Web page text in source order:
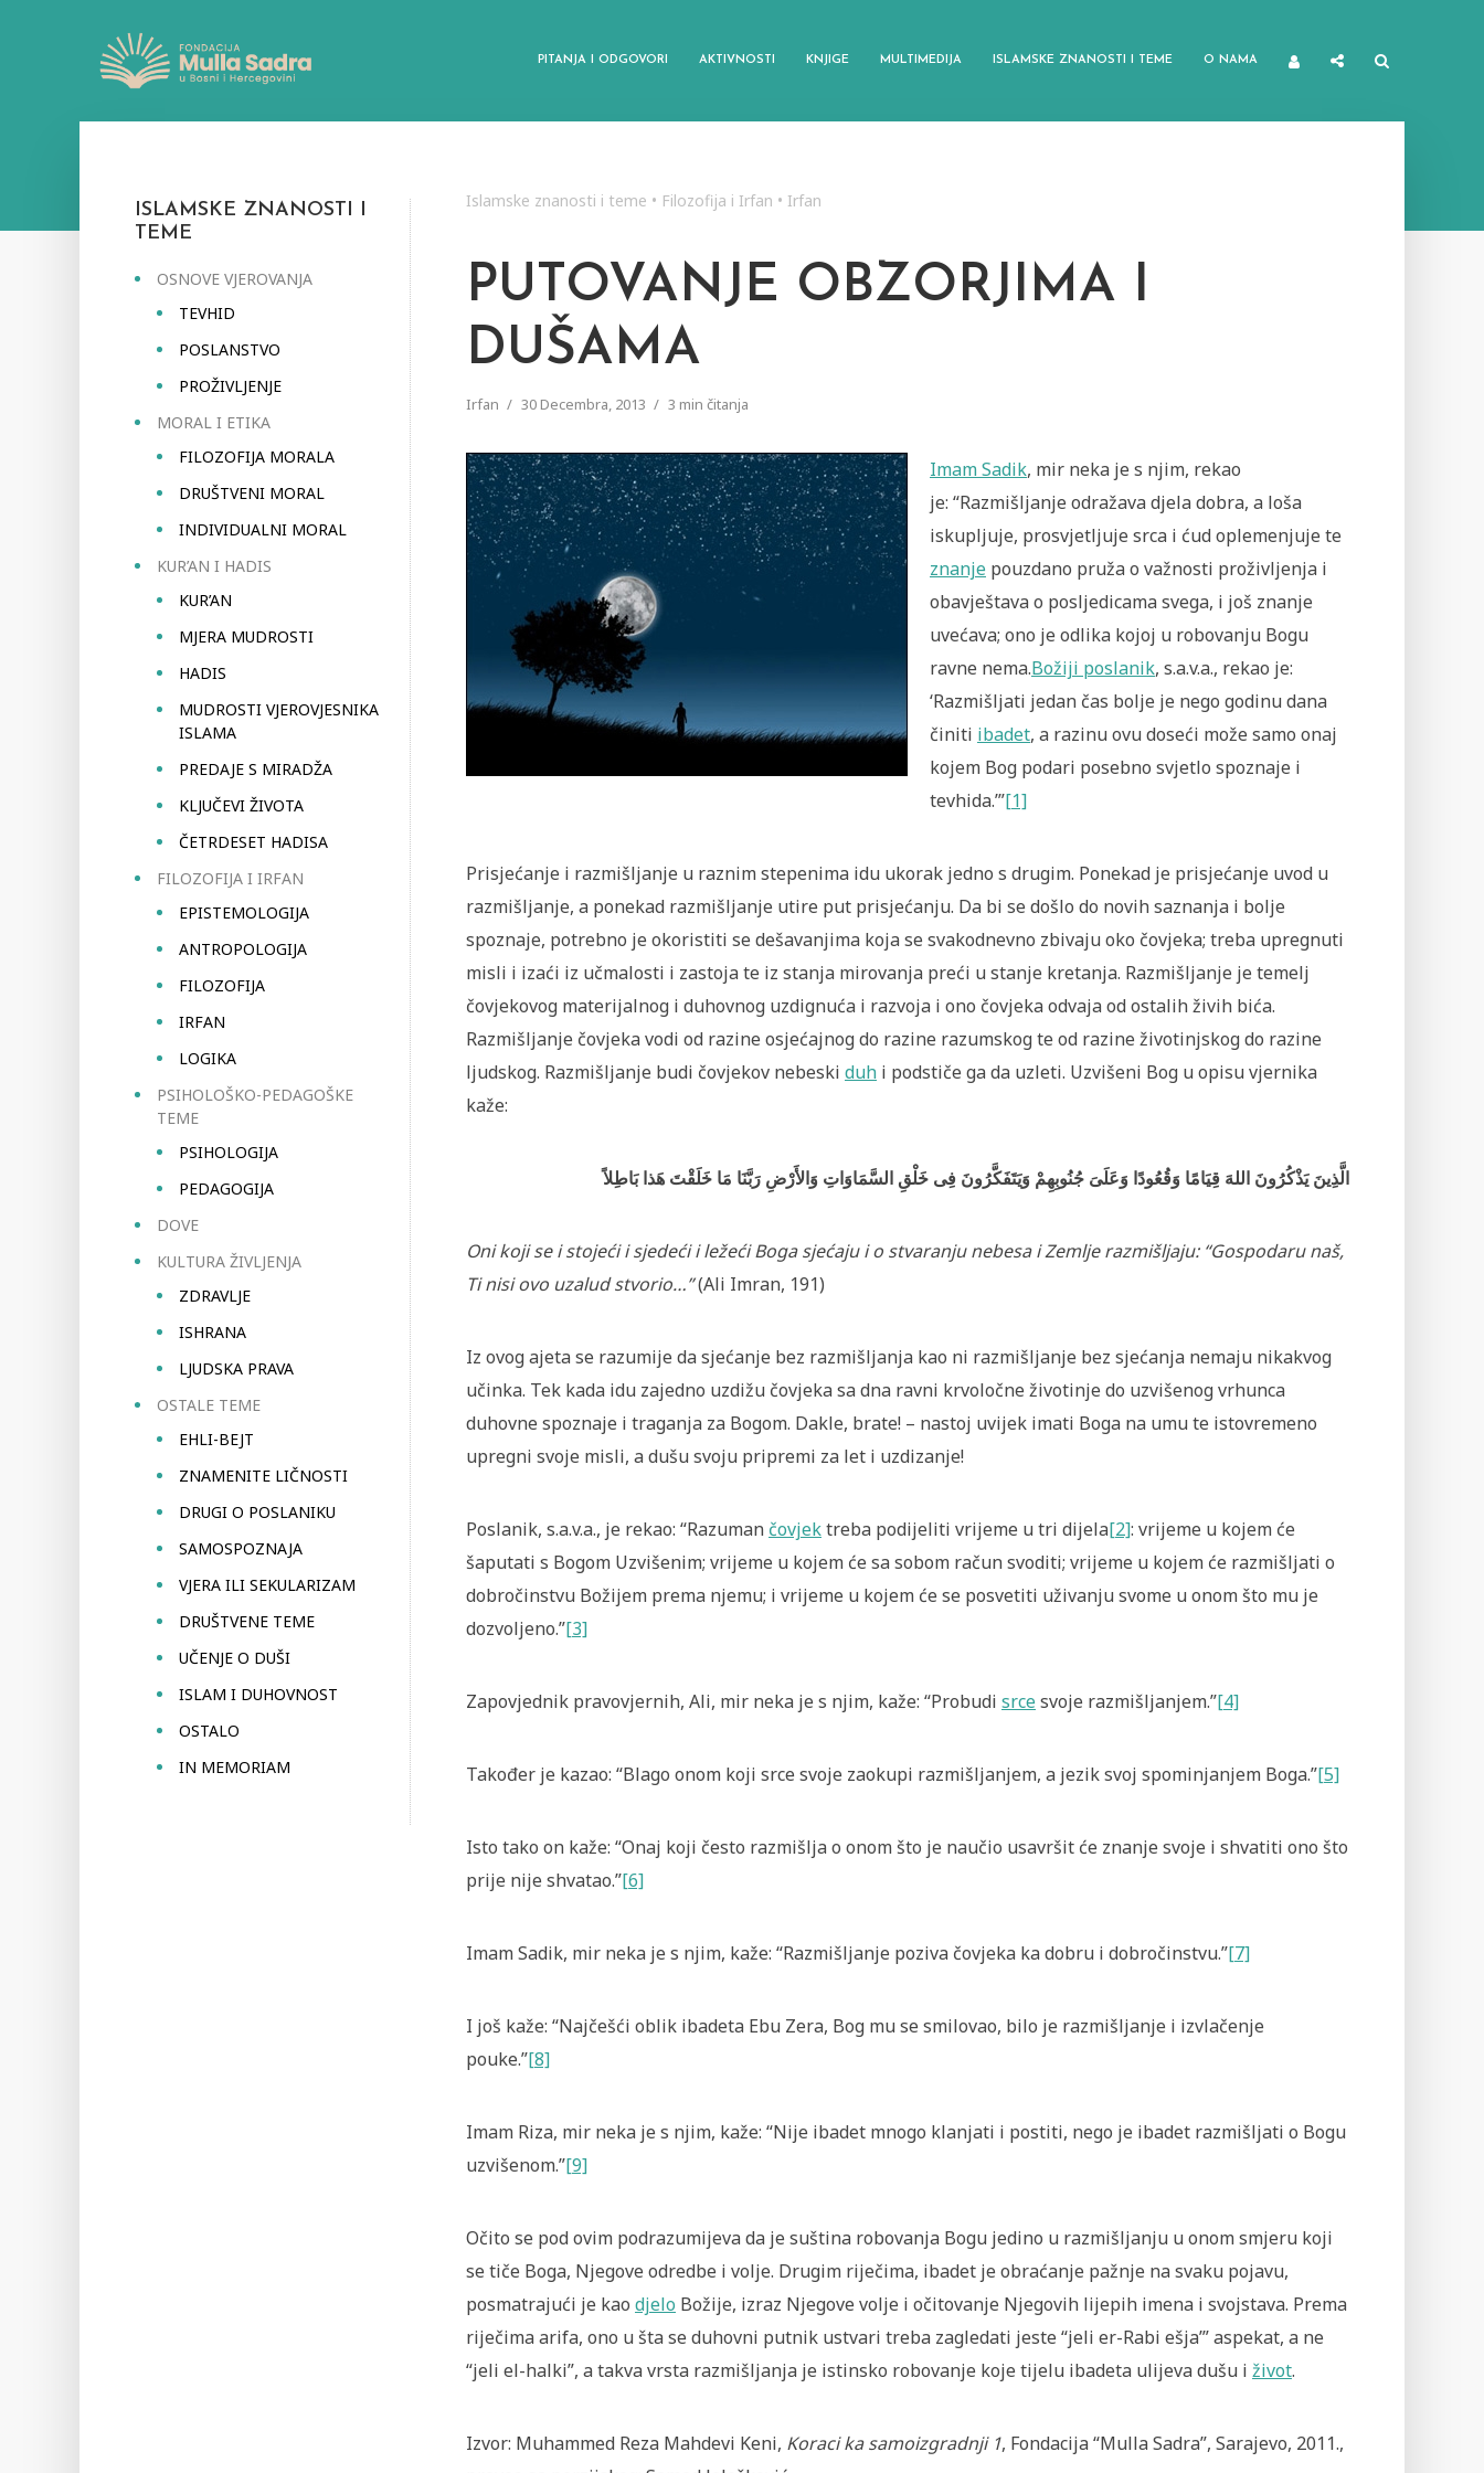
PITANJA I ODGOVORI AKTIVNOSTI KNJIGE MULTIMEDIJA ISLAMSKE ZNANOSTI I TEME O NAMA
ISLAMSKE ZNANOSTI I
TEME
OSNOVE VJEROVANJA
TEVHID
POSLANSTVO
PROŽIVLJENJE
MORAL I ETIKA
FILOZOFIJA MORALA
DRUŠTVENI MORAL
INDIVIDUALNI MORAL
KUR’AN I HADIS
KUR’AN
MJERA MUDROSTI
HADIS
MUDROSTI VJEROVJESNIKA
ISLAMA
PREDAJE S MIRADŽA
KLJUČEVI ŽIVOTA
ČETRDESET HADISA
FILOZOFIJA I IRFAN
EPISTEMOLOGIJA
ANTROPOLOGIJA
FILOZOFIJA
IRFAN
LOGIKA
PSIHOLOŠKO-PEDAGOŠKE
TEME
PSIHOLOGIJA
PEDAGOGIJA
DOVE
KULTURA ŽIVLJENJA
ZDRAVLJE
ISHRANA
LJUDSKA PRAVA
OSTALE TEME
EHLI-BEJT
ZNAMENITE LIČNOSTI
DRUGI O POSLANIKU
SAMOSPOZNAJA
VJERA ILI SEKULARIZAM
DRUŠTVENE TEME
UČENJE O DUŠI
ISLAM I DUHOVNOST
OSTALO
IN MEMORIAM
Islamske znanosti i teme • Filozofija i Irfan • Irfan
PUTOVANJE OBZORJIMA I
DUŠAMA
Irfan 30 Decembra, 2013 3 min čitanja
Imam Sadik, mir neka je s njim, rekao
je: “Razmišljanje odražava djela dobra, a loša
iskupljuje, prosvjetljuje srca i ćud oplemenjuje te
znanje pouzdano pruža o važnosti proživljenja i
obavještava o posljedicama svega, i još znanje
uvećava; ono je odlika kojoj u robovanju Bogu
ravne nema.Božiji poslanik, s.a.v.a., rekao je:
‘Razmišljati jedan čas bolje je nego godinu dana
činiti ibadet, a razinu ovu doseći može samo onaj
kojem Bog podari posebno svjetlo spoznaje i
tevhida.’”[1]
Prisjećanje i razmišljanje u raznim stepenima idu ukorak jedno s drugim. Ponekad je prisjećanje uvod u
razmišljanje, a ponekad razmišljanje utire put prisjećanju. Da bi se došlo do novih saznanja i bolje
spoznaje, potrebno je okoristiti se dešavanjima koja se svakodnevno zbivaju oko čovjeka; treba upregnuti
misli i izaći iz učmalosti i zastoja te iz stanja mirovanja preći u stanje kretanja. Razmišljanje je temelj
čovjekovog materijalnog i duhovnog uzdignuća i razvoja i ono čovjeka odvaja od ostalih živih bića.
Razmišljanje čovjeka vodi od razine osjećajnog do razine razumskog te od razine životinjskog do razine
ljudskog. Razmišljanje budi čovjekov nebeski duh i podstiče ga da uzleti. Uzvišeni Bog u opisu vjernika
kaže:
الَّذِينَ يَذْكُرُونَ اللهَ قِيَامًا وَقُعُودًا وَعَلَىَ جُنُوبِهِمْ وَيَتَفَكَّرُونَ فِى خَلْقِ السَّمَاوَاتِ وَالأَرْضِ رَبَّنَا مَا خَلَقْتَ هَذا بَاطِلاً
Oni koji se i stojeći i sjedeći i ležeći Boga sjećajui o stvaranju nebesa i Zemlje razmišljaju: “Gospodaru naš,
Ti nisi ovo uzalud stvorio…”(Ali Imran, 191)
Iz ovog ajeta se razumije da sjećanje bez razmišljanja kao ni razmišljanje bez sjećanja nemaju nikakvog
učinka. Tek kada idu zajedno uzdižu čovjeka sa dna ravni krvoločne životinje do uzvišenog vrhunca
duhovne spoznaje i traganja za Bogom. Dakle, brate! – nastoj uvijek imati Boga na umu te istovremeno
upregni svoje misli, a dušu svoju pripremi za let i uzdizanje!
Poslanik, s.a.v.a., je rekao: “Razuman čovjektreba podijeliti vrijeme u tri dijela[2]: vrijeme u kojem će
šaputati s Bogom Uzvišenim; vrijeme u kojem će sa sobom račun svoditi; vrijeme u kojem će razmišljati o
dobročinstvu Božijem prema njemu; i vrijeme u kojem će se posvetiti uživanju svome u onom što mu je
dozvoljeno.”[3]
Zapovjednik pravovjernih, Ali, mir neka je s njim, kaže: “Probudi srcesvoje razmišljanjem.”[4]
Također je kazao: “Blago onom koji srce svoje zaokupi razmišljanjem, a jezik svoj spominjanjem Boga.”[5]
Isto tako on kaže: “Onaj koji često razmišlja o onom što je naučio usavršit će znanje svoje i shvatiti ono što
prije nije shvatao.”[6]
Imam Sadik, mir neka je s njim, kaže: “Razmišljanje poziva čovjeka ka dobru i dobročinstvu.”[7]
I još kaže: “Najčešći oblik ibadeta Ebu Zera, Bog mu se smilovao, bilo je razmišljanje i izvlačenje
pouke.”[8]
Imam Riza, mir neka je s njim, kaže: “Nije ibadet mnogo klanjati i postiti, nego je ibadet razmišljati o Bogu
uzvišenom.”[9]
Očito se pod ovim podrazumijeva da je suština robovanja Bogu jedino u razmišljanju u onom smjeru koji
se tiče Boga, Njegove odredbe i volje. Drugim riječima, ibadet je obraćanje pažnje na svaku pojavu,
posmatrajući je kao djelo Božije, izraz Njegove volje i očitovanje Njegovih lijepih imena i svojstava. Prema
riječima arifa, ono u šta se duhovni putnik ustvari treba zagledati jeste “jeli er-Rabi ešja’” aspekat, a ne
“jeli el-halki”, a takva vrsta razmišljanja je istinsko robovanje koje tijelu ibadeta ulijeva dušu i život.
Izvor: Muhammed Reza Mahdevi Keni, Koraci ka samoizgradnji 1, Fondacija “Mulla Sadra”, Sarajevo, 2011.,